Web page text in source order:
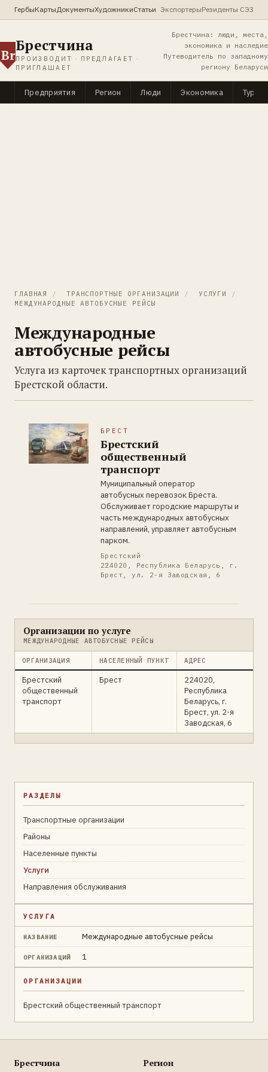
ГербыКартыДокументыХудожникиСтатьи ЭкспортерыРезиденты СЭЗ
Br
Брестчина
ПРОИЗВОДИТ · ПРЕДЛАГАЕТ ·
ПРИГЛАШАЕТ
Брестчина: люди, места,
экономика и наследие
Путеводитель по западному
региону Беларуси
Предприятия Регион Люди Экономика
ГЛАВНАЯ / ТРАНСПОРТНЫЕ ОРГАНИЗАЦИИ / УСЛУГИ
/
МЕЖДУНАРОДНЫЕ АВТОБУСНЫЕ РЕЙСЫ
Международные
автобусные рейсы
Услуга из карточек транспортных организаций
Брестской области.
БРЕСТ
Брестский
общественный
транспорт
Муниципальный оператор
автобусных перевозок Бреста.
Обслуживает городские маршруты и
часть международных автобусных
направлений, управляет автобусным
парком.
Брестский
224020, Республика Беларусь, г.
Брест, ул. 2-я Заводская, 6
Организации по услуге
МЕЖДУНАРОДНЫЕ АВТОБУСНЫЕ РЕЙСЫ
ОРГАНИЗАЦИЯ НАСЕЛЕННЫЙ ПУНКТ АДРЕС
Брестский
общественный
транспорт
Брест
224020,
Республика
Беларусь, г.
Брест, ул. 2-я
Заводская, 6
РАЗДЕЛЫ
Транспортные организации
Районы
Населенные пункты
Услуги
Направления обслуживания
УСЛУГА
НАЗВАНИЕ Международные автобусные рейсы
ОРГАНИЗАЦИЙ 1
ОРГАНИЗАЦИИ
Брестский общественный транспорт
Брестчина Регион